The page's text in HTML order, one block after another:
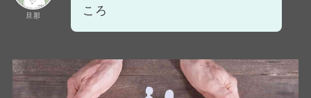
旦那
ころ